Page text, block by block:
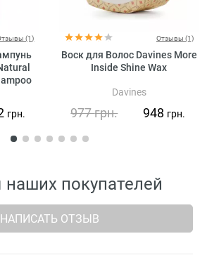
(1)
грн.
Отзывы (1)
Воск для Волос Davines More
Inside Shine Wax
Davines
977грн. 948 грн.
покупателей
НАПИСАТЬ ОТЗЫВ